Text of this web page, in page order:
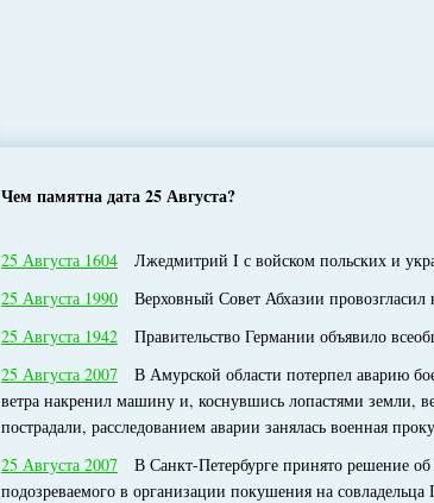
Чем памятна дата 25 Августа?
25 Августа 1604 Лжедмитрий I с войском польских и
25 Августа 1990 Верховный Совет Абхазии провозгласил
25 Августа 1942 Правительство Германии объявило
25 Августа 2007 В Амурской области потерпел аварию
ветра накренил машину и, коснувшись лопастями земли,
пострадали, расследованием аварии занялась военная
25 Августа 2007 В Санкт-Петербурге принято решение
подозреваемого в организации покушения на